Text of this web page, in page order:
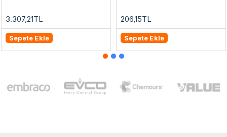
3.307,21TL
Sepete Ekle
206,15TL
Sepete Ekle